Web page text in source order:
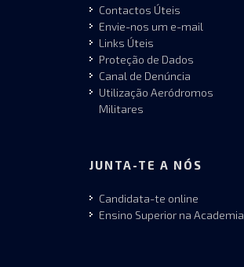
Contactos Úteis
Envie-nos um e-mail
Links Úteis
Proteção de Dados
Canal de Denúncia
Utilização Aeródromos
Militares
JUNTA-TE A NÓS
Candidata-te online
Ensino Superior na Academia